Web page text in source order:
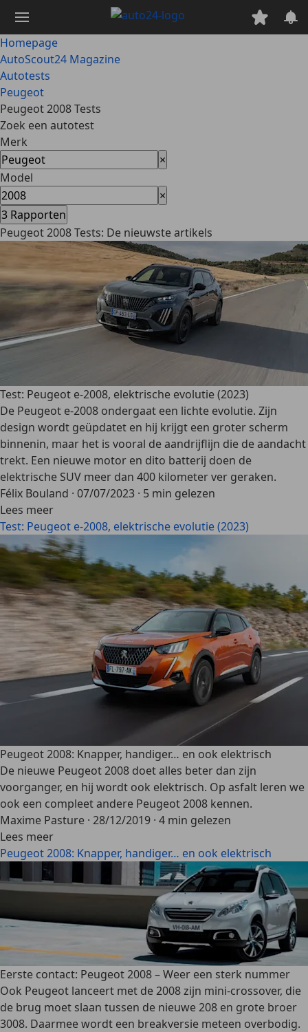
naar
hoofdinhoud
Homepage
AutoScout24 Magazine
Autotests
Peugeot
Peugeot 2008 Tests
Zoek een autotest
Merk
×
Model
×
3 Rapporten
Peugeot 2008 Tests: De nieuwste artikels
Test: Peugeot e-2008, elektrische evolutie (2023)
De Peugeot e-2008 ondergaat een lichte evolutie. Zijn
design wordt geüpdatet en hij krijgt een groter scherm
binnenin, maar het is vooral de aandrijflijn die de aandacht
trekt. Een nieuwe motor en dito batterij doen de
elektrische SUV meer dan 400 kilometer ver geraken.
Félix Bouland · 07/07/2023 · 5 min gelezen
Lees meer
Test: Peugeot e-2008, elektrische evolutie (2023)
Peugeot 2008: Knapper, handiger… en ook elektrisch
De nieuwe Peugeot 2008 doet alles beter dan zijn
voorganger, en hij wordt ook elektrisch. Op asfalt leren we
ook een compleet andere Peugeot 2008 kennen.
Maxime Pasture · 28/12/2019 · 4 min gelezen
Lees meer
Peugeot 2008: Knapper, handiger… en ook elektrisch
Eerste contact: Peugeot 2008 – Weer een sterk nummer
Ook Peugeot lanceert met de 2008 zijn mini-crossover, die
de brug moet slaan tussen de nieuwe 208 en grote broer
3008. Daarmee wordt een breakversie meteen overbodig.